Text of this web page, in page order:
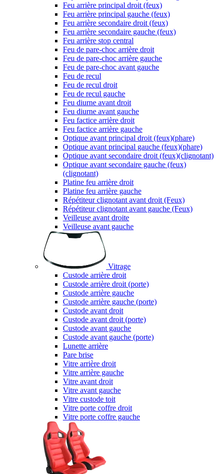
Feu arrière principal droit (feux)
Feu arrière principal gauche (feux)
Feu arrière secondaire droit (feux)
Feu arrière secondaire gauche (feux)
Feu arrière stop central
Feu de pare-choc arrière droit
Feu de pare-choc arrière gauche
Feu de pare-choc avant gauche
Feu de recul
Feu de recul droit
Feu de recul gauche
Feu diurne avant droit
Feu diurne avant gauche
Feu factice arrière droit
Feu factice arrière gauche
Optique avant principal droit (feux)(phare)
Optique avant principal gauche (feux)(phare)
Optique avant secondaire droit (feux)(clignotant)
Optique avant secondaire gauche (feux)
(clignotant)
Platine feu arrière droit
Platine feu arrière gauche
Répétiteur clignotant avant droit (Feux)
Répétiteur clignotant avant gauche (Feux)
Veilleuse avant droite
Veilleuse avant gauche
Vitrage
Custode arrière droit
Custode arrière droit (porte)
Custode arrière gauche
Custode arrière gauche (porte)
Custode avant droit
Custode avant droit (porte)
Custode avant gauche
Custode avant gauche (porte)
Lunette arrière
Pare brise
Vitre arrière droit
Vitre arrière gauche
Vitre avant droit
Vitre avant gauche
Vitre custode toit
Vitre porte coffre droit
Vitre porte coffre gauche